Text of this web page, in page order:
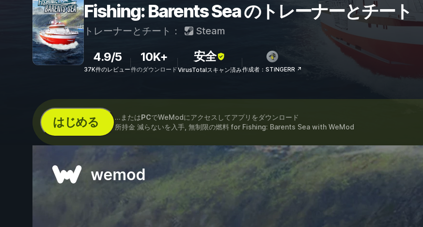
Fishing: Barents Sea のトレーナーとチート
トレーナーとチート： Steam
4.9/5
37K件のレビュー
10K+
件のダウンロード
安全
VirusTotalスキャン済み作成者：STiNGERR ↗
はじめる ...またはPCでWeModにアクセスしてアプリをダウンロード
所持金 減らないを入手, 無制限の燃料 for Fishing: Barents Sea with WeMod